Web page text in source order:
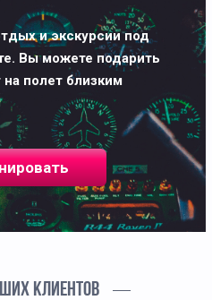
и экскурсии под
Вы можете подарить
полет близким
КЛИЕНТОВ